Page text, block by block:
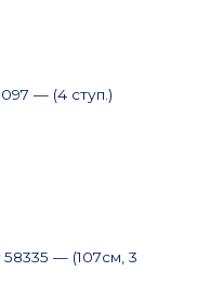
— (4 ступ.)
— (107см, 3